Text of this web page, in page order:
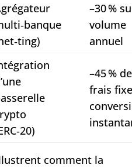
–30 %
volume
annuel
–45 % de
frais
comment la